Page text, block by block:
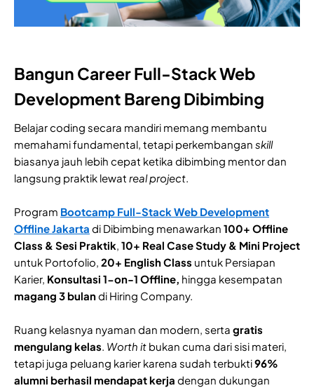
Bangun Career Full-Stack Web
Development Bareng Dibimbing
Belajar coding secara mandiri memang membantu
memahami fundamental, tetapi perkembangan skill
biasanya jauh lebih cepat ketika dibimbing mentor dan
langsung praktik lewat realproject.
Program Bootcamp Full-Stack Web Development
Offline Jakarta di Dibimbing menawarkan 100+ Offline
Class & Sesi Praktik, 10+ Real Case Study & Mini Project
untuk Portofolio, 20+ English Class untuk Persiapan
Karier, Konsultasi 1-on-1 Offline, hingga kesempatan
magang 3 bulandi Hiring Company.
Ruang kelasnya nyaman dan modern, serta gratis
mengulang kelas. Worth it bukan cuma dari sisi materi,
tetapi juga peluang karier karena sudah terbukti96%
alumni berhasil mendapat kerja dengan dukungan